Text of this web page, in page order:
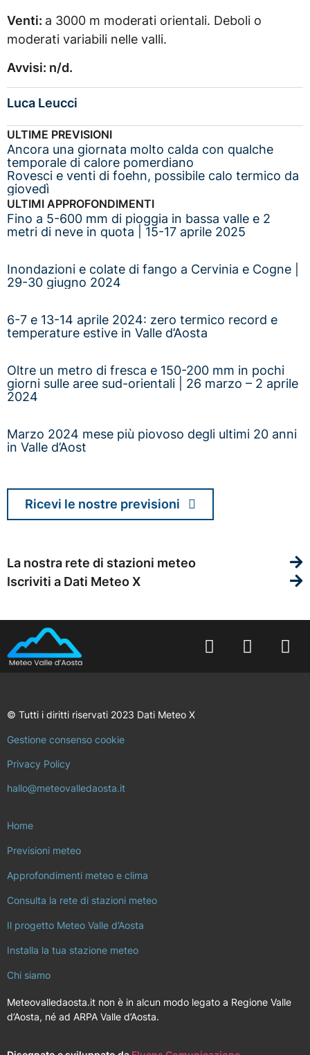
Venti: a 3000 m moderati orientali. Deboli o
moderati variabili nelle valli.
Avvisi: n/d.
Luca Leucci
ULTIME PREVISIONI
Ancora una giornata molto calda con qualche
temporale di calore pomerdiano
Rovesci e venti di foehn, possibile calo termico da
giovedì
ULTIMI APPROFONDIMENTI
Fino a 5-600 mm di pioggia in bassa valle e 2
metri di neve in quota | 15-17 aprile 2025
Inondazioni e colate di fango a Cervinia e Cogne |
29-30 giugno 2024
6-7 e 13-14 aprile 2024: zero termico record e
temperature estive in Valle d’Aosta
Oltre un metro di fresca e 150-200 mm in pochi
giorni sulle aree sud-orientali | 26 marzo – 2 aprile
2024
Marzo 2024 mese più piovoso degli ultimi 20 anni
in Valle d’Aost
Ricevi le nostre previsioni
La nostra rete di stazioni meteo
Iscriviti a Dati Meteo X
© Tutti i diritti riservati 2023 Dati Meteo X
Gestione consenso cookie
Privacy Policy
hallo@meteovalledaosta.it
Home
Previsioni meteo
Approfondimenti meteo e clima
Consulta la rete di stazioni meteo
Il progetto Meteo Valle d’Aosta
Installa la tua stazione meteo
Chi siamo
Meteovalledaosta.it non è in alcun modo legato a Regione Valle
d’Aosta, né ad ARPA Valle d’Aosta.